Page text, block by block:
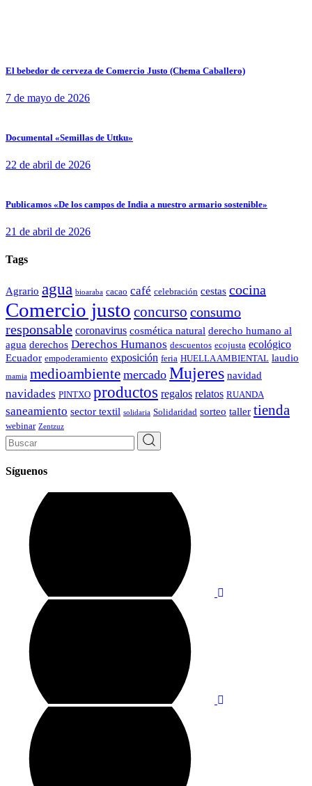
El bebedor de cerveza de Comercio Justo (Chema Caballero)
7 de mayo de 2026
Documental «Semillas de Uttku»
22 de abril de 2026
Publicamos «De los campos de India a nuestro armario sostenible»
21 de abril de 2026
Tags
Agrario agua bioaraba cacao café celebración cestas cocina
Comercio justo concurso consumo
responsable coronavirus cosmética natural derecho humano al
agua derechos Derechos Humanos descuentos ecojusta ecológico
Ecuador empoderamiento exposición feria HUELLA AMBIENTAL laudio
mamia medioambiente mercado Mujeres navidad
navidades PINTXO productos regalos relatos RUANDA
saneamiento sector textil solidaria Solidaridad sorteo taller tienda
webinar Zentzuz
Search
for:
Síguenos